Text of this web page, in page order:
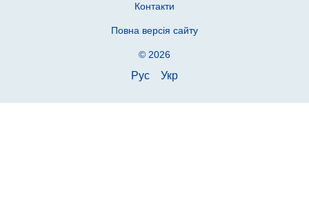
Контакти
Повна версія сайту
© 2026
Рус Укр